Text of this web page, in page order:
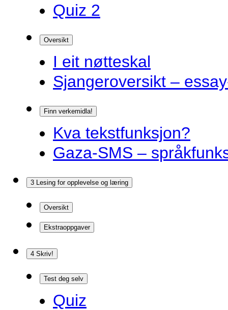
Quiz 2
Oversikt
I eit nøtteskal
Sjangeroversikt –
Finn verkemidla!
Kva tekstfunksjon?
Gaza-SMS –
3 Lesing for opplevelse og læring
Oversikt
Ekstraoppgaver
4 Skriv!
Test deg selv
Quiz